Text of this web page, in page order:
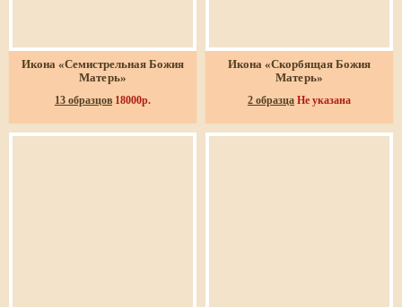
Икона «Семистрельная Божия
Матерь»
13 образцов 18000р.
Икона «Скорбящая Божия
Матерь»
2 образца Не указана